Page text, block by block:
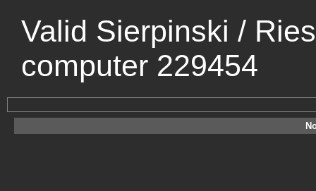
Valid Sierpinski /
computer 229454